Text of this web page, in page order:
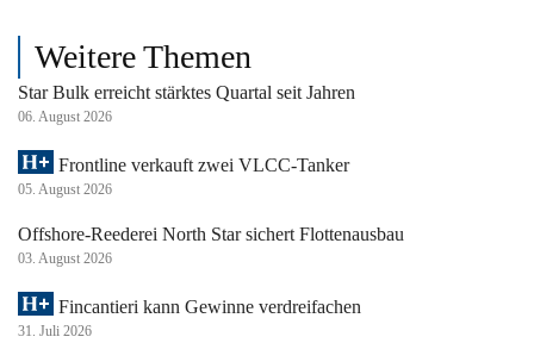
Weitere Themen
Star Bulk erreicht stärktes Quartal seit Jahren
06. August 2026
Frontline verkauft zwei VLCC-Tanker
05. August 2026
Offshore-Reederei North Star sichert Flottenausbau
03. August 2026
Fincantieri kann Gewinne verdreifachen
31. Juli 2026